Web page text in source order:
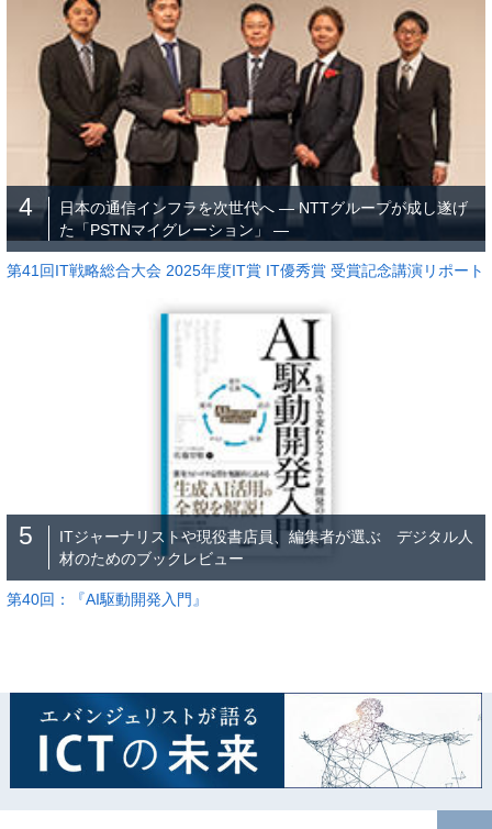
4
日本の通信インフラを次世代へ ― NTTグループが成し遂げ
た「PSTNマイグレーション」 ―
第41回IT戦略総合大会 2025年度IT賞 IT優秀賞 受賞記念講演リポート
5
ITジャーナリストや現役書店員、編集者が選ぶ デジタル人
材のためのブックレビュー
第40回：『AI駆動開発入門』